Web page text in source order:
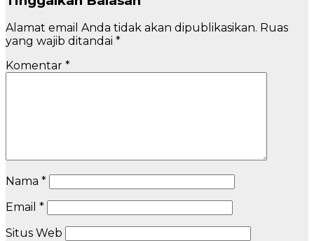
Alamat email Anda tidak akan dipublikasikan. Ruas
yang wajib ditandai *
Komentar *
Nama *
Email *
Situs Web